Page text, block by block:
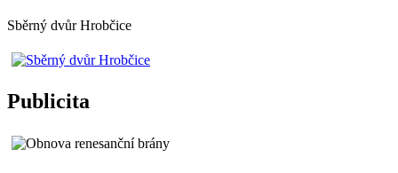
Sběrný dvůr Hrobčice
Publicita